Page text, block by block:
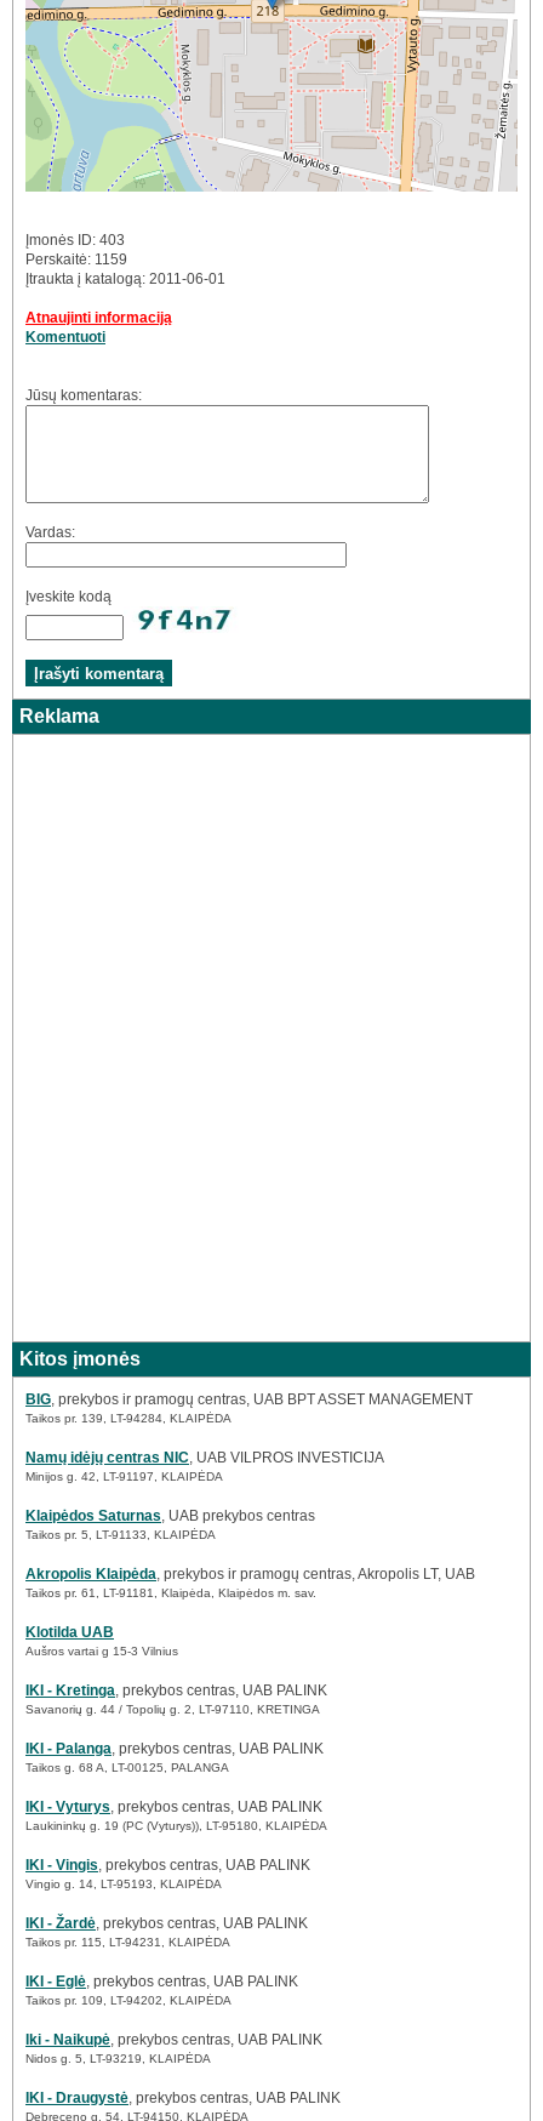
Įmonės ID: 403
Perskaitė: 1159
Įtraukta į katalogą: 2011-06-01
Atnaujinti informaciją
Komentuoti
Jūsų komentaras:
Vardas:
Įveskite kodą
Reklama
Kitos įmonės
BIG, prekybos ir pramogų centras, UAB BPT ASSET MANAGEMENT
Taikos pr. 139, LT-94284, KLAIPĖDA
Namų idėjų centras NIC, UAB VILPROS INVESTICIJA
Minijos g. 42, LT-91197, KLAIPĖDA
Klaipėdos Saturnas, UAB prekybos centras
Taikos pr. 5, LT-91133, KLAIPĖDA
Akropolis Klaipėda, prekybos ir pramogų centras, Akropolis LT, UAB
Taikos pr. 61, LT-91181, Klaipėda, Klaipėdos m. sav.
Klotilda UAB
Aušros vartai g 15-3 Vilnius
IKI - Kretinga, prekybos centras, UAB PALINK
Savanorių g. 44 / Topolių g. 2, LT-97110, KRETINGA
IKI - Palanga, prekybos centras, UAB PALINK
Taikos g. 68 A, LT-00125, PALANGA
IKI - Vyturys, prekybos centras, UAB PALINK
Laukininkų g. 19 (PC (Vyturys)), LT-95180, KLAIPĖDA
IKI - Vingis, prekybos centras, UAB PALINK
Vingio g. 14, LT-95193, KLAIPĖDA
IKI - Žardė, prekybos centras, UAB PALINK
Taikos pr. 115, LT-94231, KLAIPĖDA
IKI - Eglė, prekybos centras, UAB PALINK
Taikos pr. 109, LT-94202, KLAIPĖDA
Iki - Naikupė, prekybos centras, UAB PALINK
Nidos g. 5, LT-93219, KLAIPĖDA
IKI - Draugystė, prekybos centras, UAB PALINK
Debreceno g. 54, LT-94150, KLAIPĖDA